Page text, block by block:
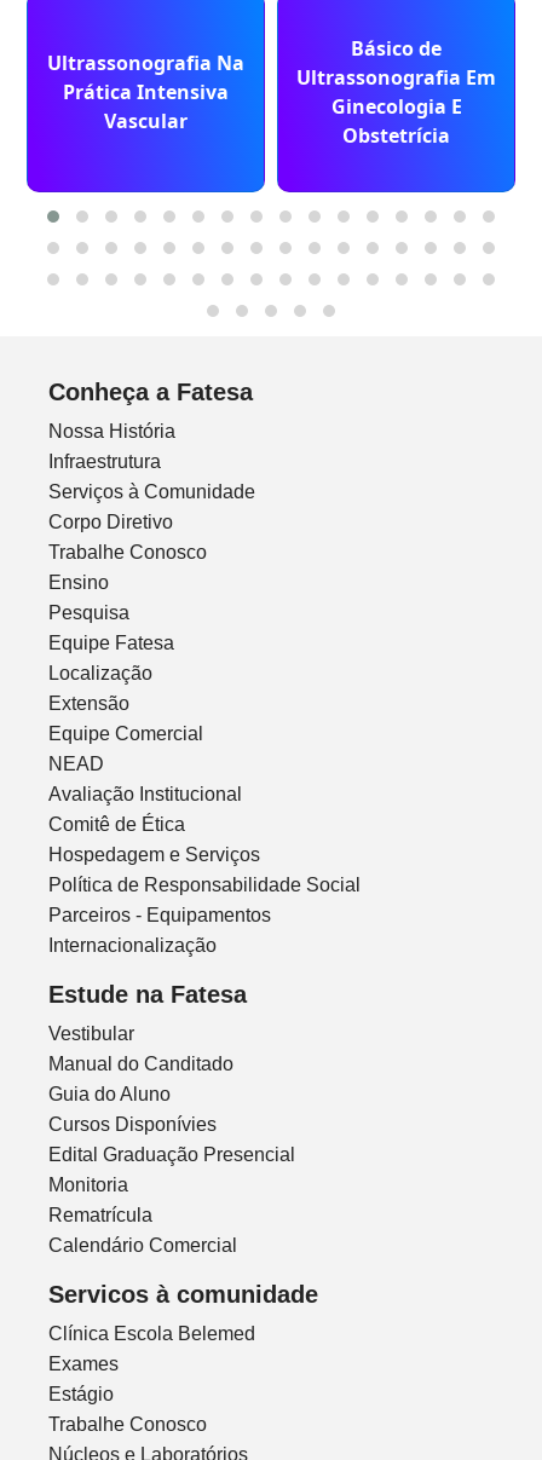
Ultrassonografia Na
Prática Intensiva
Vascular
Básico de
Ultrassonografia Em
Ginecologia E
Obstetrícia
Conheça a Fatesa
Nossa História
Infraestrutura
Serviços à Comunidade
Corpo Diretivo
Trabalhe Conosco
Ensino
Pesquisa
Equipe Fatesa
Localização
Extensão
Equipe Comercial
NEAD
Avaliação Institucional
Comitê de Ética
Hospedagem e Serviços
Política de Responsabilidade Social
Parceiros - Equipamentos
Internacionalização
Estude na Fatesa
Vestibular
Manual do Canditado
Guia do Aluno
Cursos Disponívies
Edital Graduação Presencial
Monitoria
Rematrícula
Calendário Comercial
Servicos à comunidade
Clínica Escola Belemed
Exames
Estágio
Trabalhe Conosco
Núcleos e Laboratórios